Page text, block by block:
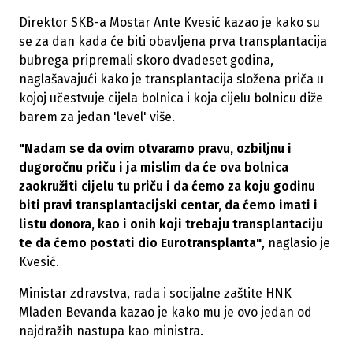
Direktor SKB-a Mostar Ante Kvesić kazao je kako su
se za dan kada će biti obavljena prva transplantacija
bubrega pripremali skoro dvadeset godina,
naglašavajući kako je transplantacija složena priča u
kojoj učestvuje cijela bolnica i koja cijelu bolnicu diže
barem za jedan 'level' više.
"Nadam se da ovim otvaramo pravu, ozbiljnu i
dugoročnu priču i ja mislim da će ova bolnica
zaokružiti cijelu tu priču i da ćemo za koju godinu
biti pravi transplantacijski centar, da ćemo imati i
listu donora, kao i onih koji trebaju transplantaciju
te da ćemo postati dio Eurotransplanta", naglasio je
Kvesić.
Ministar zdravstva, rada i socijalne zaštite HNK
Mladen Bevanda kazao je kako mu je ovo jedan od
najdražih nastupa kao ministra.